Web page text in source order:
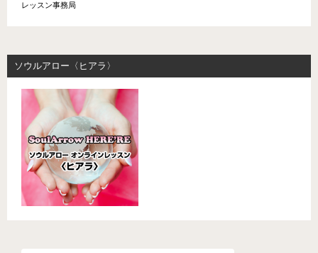
レッスン事務局
ソウルアロー〈ヒアラ〉